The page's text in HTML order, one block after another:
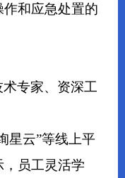
和应急处置的
专家、资深工
星云”等线上平
员工灵活学